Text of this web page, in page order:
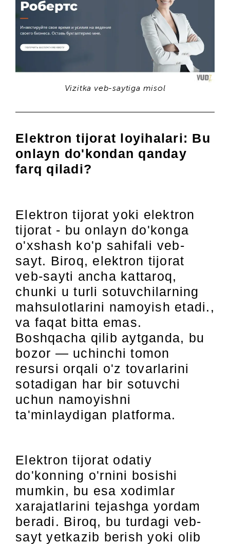
Vizitka veb-saytiga misol
Elektron tijorat loyihalari: Bu
onlayn do'kondan qanday
farq qiladi?
Elektron tijorat yoki elektron
tijorat - bu onlayn do'konga
o'xshash ko'p sahifali veb-
sayt. Biroq, elektron tijorat
veb-sayti ancha kattaroq,
chunki u turli sotuvchilarning
mahsulotlarini namoyish etadi.,
va faqat bitta emas.
Boshqacha qilib aytganda, bu
bozor — uchinchi tomon
resursi orqali o'z tovarlarini
sotadigan har bir sotuvchi
uchun namoyishni
ta'minlaydigan platforma.
Elektron tijorat odatiy
do'konning o'rnini bosishi
mumkin, bu esa xodimlar
xarajatlarini tejashga yordam
beradi. Biroq, bu turdagi veb-
sayt yetkazib berish yoki olib